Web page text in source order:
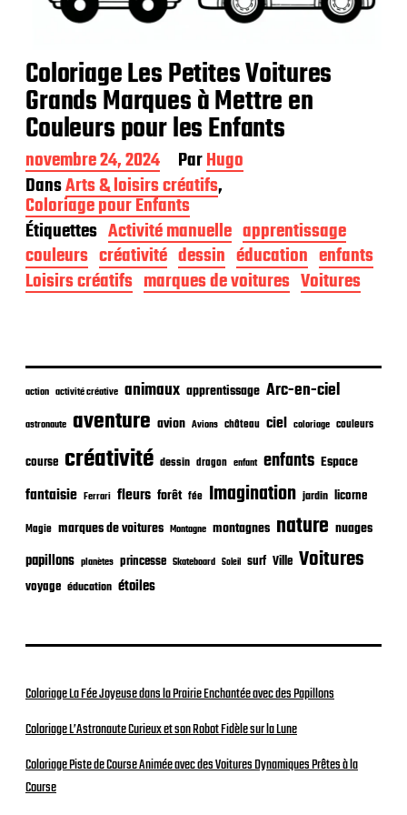
Coloriage Les Petites Voitures
Grands Marques à Mettre en
Couleurs pour les Enfants
D
a
t
e
d
e
p
u
c
t
i
o
n
novembre 24, 2024 ParHugo
DansArts & loisirs créatifs,
Coloriage pour Enfants
Étiquettes Activité manuelle apprentissage
couleurs créativité dessin éducation enfants
Loisirs créatifs marques de voitures Voitures
action activité créative animaux apprentissage Arc-en-ciel
astronaute aventure avion Avions château ciel coloriage couleurs
course créativité dessin dragon enfant enfants Espace
fantaisie Ferrari fleurs forêt fée Imagination jardin licorne
Magie marques de voitures Montagne montagnes nature nuages
papillons planètes princesse Skateboard Soleil surf Ville Voitures
voyage éducation étoiles
Coloriage La Fée Joyeuse dans la Prairie Enchantée avec des Papillons
Coloriage L’Astronaute Curieux et son Robot Fidèle sur la Lune
Coloriage Piste de Course Animée avec des Voitures Dynamiques Prêtes à la
Course